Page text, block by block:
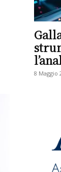
8 Maggio